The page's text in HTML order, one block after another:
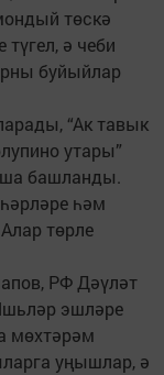
төскә
ә чеби
буйыйлар
“Ак тавык
утары”
башланды.
һәм
төрле
РФ Дәүләт
эшләре
мөхтәрәм
уңышлар, ә